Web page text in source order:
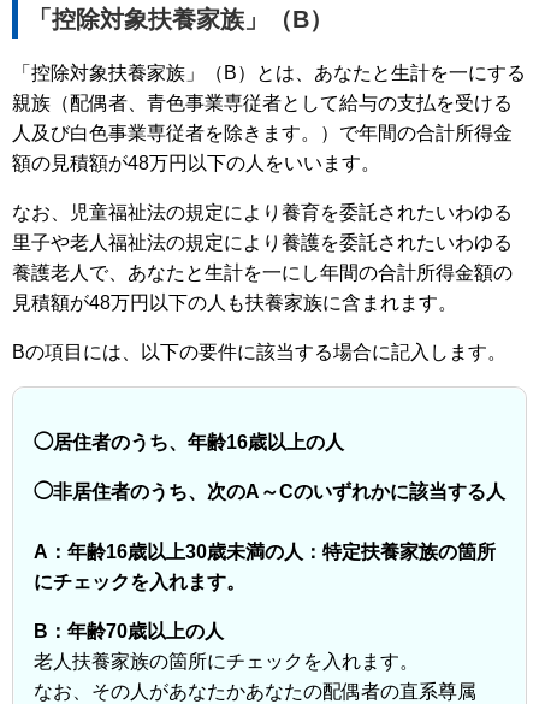
「控除対象扶養家族」（B）
「控除対象扶養家族」（B）とは、あなたと生計を一にする
親族（配偶者、青色事業専従者として給与の支払を受ける
人及び白色事業専従者を除きます。）で年間の合計所得金
額の見積額が48万円以下の人をいいます。
なお、児童福祉法の規定により養育を委託されたいわゆる
里子や老人福祉法の規定により養護を委託されたいわゆる
養護老人で、あなたと生計を一にし年間の合計所得金額の
見積額が48万円以下の人も扶養家族に含まれます。
Bの項目には、以下の要件に該当する場合に記入します。
◯居住者のうち、年齢16歳以上の人
◯非居住者のうち、次のA～Cのいずれかに該当する人
A：年齢16歳以上30歳未満の人：特定扶養家族の箇所
にチェックを入れます。
B：年齢70歳以上の人
老人扶養家族の箇所にチェックを入れます。
なお、その人があなたかあなたの配偶者の直系尊属